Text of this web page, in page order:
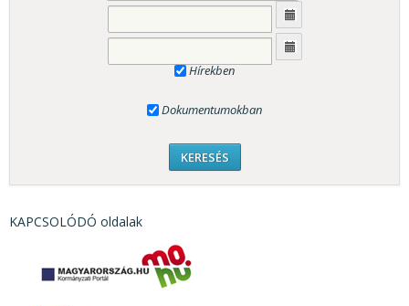
Hírekben
Dokumentumokban
KAPCSOLÓDÓ oldalak